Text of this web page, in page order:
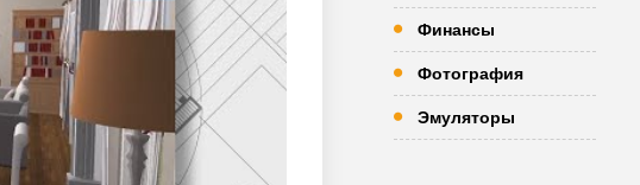
Финансы
Фотография
Эмуляторы